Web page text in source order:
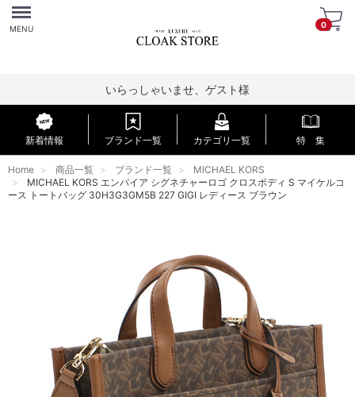
Menu
MENU 0
いらっしゃいませ、ゲスト様
新着情報 ブランド一覧 カテゴリ一覧 特 集
Home 商品一覧 ブランド一覧
MICHAEL KORS
MICHAEL KORS エンパイア シグネチャーロゴ クロスボディ S マイケルコ
ース トートバッグ 30H3G3GM5B 227 GIGI レディース ブラウン